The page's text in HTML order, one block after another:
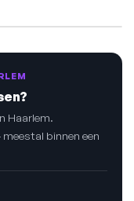
Haarlem.
meestal binnen een